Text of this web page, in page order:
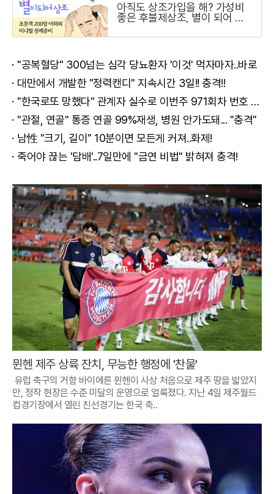
아직도 상조가입을 해? 가성비
좋은 후불제상조, 별이 되어 상
"공복혈당" 300넘는 심각 당뇨환자 '이것' 먹자마자..바로
대만에서 개발한 "정력캔디" 지속시간 3일!! 충격!!
"한국로또 망했다" 관계자 실수로 이번주 971회차 번호 6자리 공개!? 꼭 확인해라!
"관절, 연골" 통증 연골 99%재생, 병원 안가도돼... "충격"
남性 "크기, 길이" 10분이면 모든게 커져..화제!
죽어야 끊는 '담배'..7일만에 "금연 비법" 밝혀져 충격!
뮌헨 제주 상륙 잔치, 무능한 행정에 '찬물'
유럽 축구의 거함 바이에른 뮌헨이 사상 처음으로 제주 땅을 밟았지
만, 정작 현장은 수준 미달의 운영으로 얼룩졌다. 지난 4일 제주월드
컵경기장에서 열린 친선경기는 한국 축..